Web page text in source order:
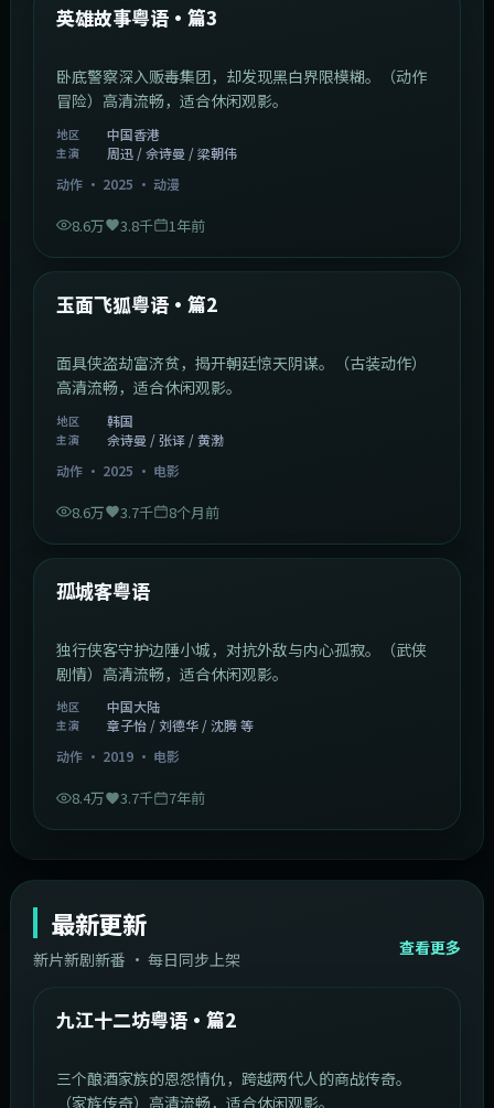
热门
英雄故事粤语·篇3
卧底警察深入贩毒集团，却发现黑白界限模糊。（动作
冒险）高清流畅，适合休闲观影。
地区 中国香港
主演
周迅 / 佘诗曼 / 梁朝伟
动作· 2025 · 动漫
8.6万 3.8千 1年前
热门
玉面飞狐粤语·篇2
面具侠盗劫富济贫，揭开朝廷惊天阴谋。（古装动作）
高清流畅，适合休闲观影。
地区 韩国
主演
佘诗曼 / 张译 / 黄渤
动作· 2025 · 电影
8.6万 3.7千 8个月前
热门
孤城客粤语
独行侠客守护边陲小城，对抗外敌与内心孤寂。（武侠
剧情）高清流畅，适合休闲观影。
地区 中国大陆
主演
章子怡 / 刘德华 / 沈腾 等
动作· 2019· 电影
8.4万 3.7千 7年前
最新更新
新片新剧新番 · 每日同步上架
查看更多
最新
中国大陆 1:20:26
九江十二坊粤语·篇2
三个酿酒家族的恩怨情仇，跨越两代人的商战传奇。
（家族传奇）高清流畅，适合休闲观影。